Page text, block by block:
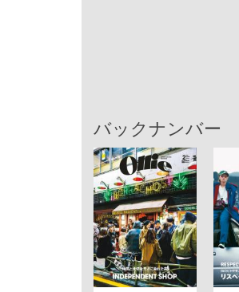
バックナンバー